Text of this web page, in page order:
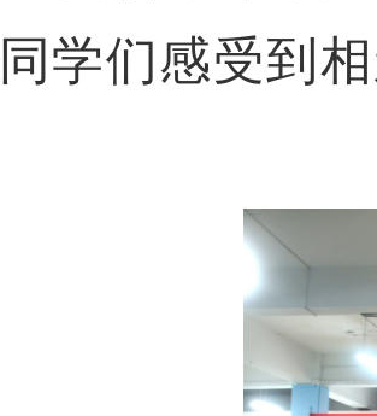
学们感受到